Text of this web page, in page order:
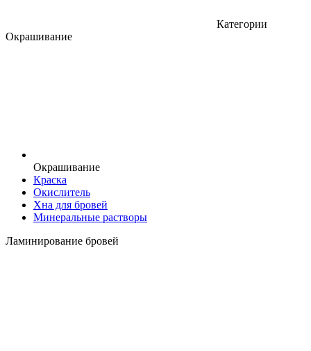
Категории
Окрашивание
Окрашивание
Краска
Окислитель
Хна для бровей
Минеральные растворы
Ламинирование бровей